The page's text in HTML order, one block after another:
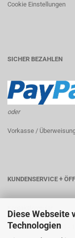
Diese Webseite
Technologien
Cookie Einstellungen
SICHER BEZAHLEN
oder
Vorkasse /
KUNDENSERVICE +
Telefon: +49 (0) 6181 -